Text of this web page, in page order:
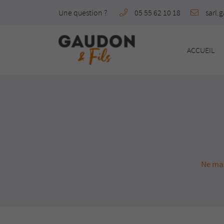
Une question ? 05 55 62 10 18
ACCUEIL
23220 Bonnat
05 55 62 10 18
Ne